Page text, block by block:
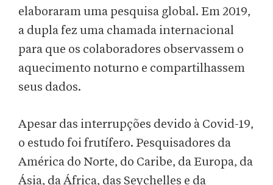
elaboraram uma pesquisa global. Em 2019,
a dupla fez uma chamada internacional
para que os colaboradores observassem o
aquecimento noturno e compartilhassem
seus dados.
Apesar das interrupções devido à Covid-19,
o estudo foi frutífero. Pesquisadores da
América do Norte, do Caribe, da Europa, da
Ásia, da África, das Seychelles e da